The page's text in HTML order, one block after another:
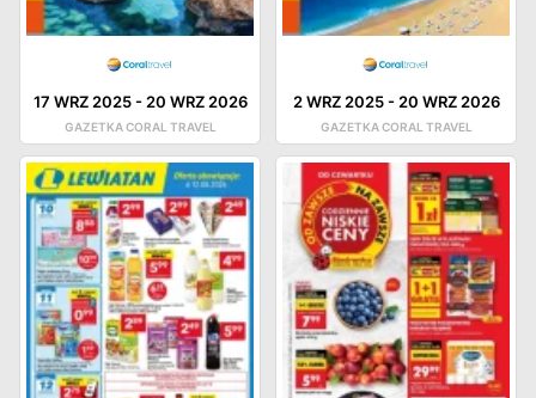
17 WRZ 2025- 20 WRZ 2026
GAZETKA CORAL TRAVEL
2 WRZ 2025- 20 WRZ 2026
GAZETKA CORAL TRAVEL